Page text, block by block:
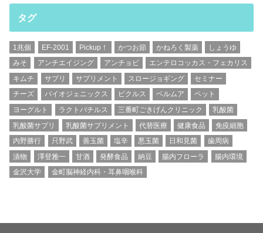
タグ
1兆個 EF-2001 Pickup！ かつお節 かねろく製薬
しょうゆ
みそ
アンチエイジング アンチョビ
エンテロコッカス・フェカリス
キムチ
サプリ サプリメント スロージョギング
セミナー
チーズ
バイオジェニックス ピクルス ベルムア
ペット
ヨーグルト
ラクトバチルス 三番町ごきげんクリニック
乳酸菌
乳酸菌サプリ
乳酸菌サプリメント 代替医療 健康食品
免疫細胞
内野勝行
只野武 善玉菌 塩辛 悪玉菌 日和見菌
歯周病
漬物
澤登雅一 甘酒 発酵食品 納豆 腸内フローラ
腸内環境
金沢大学
金町脳神経内科・耳鼻咽喉科